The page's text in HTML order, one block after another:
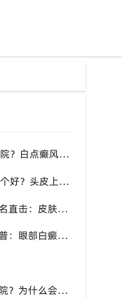
[健康科普]泉州能看好白癜风的医院？白点癫风需要注意什么饮食？
[资讯]泉州专业治疗白癜风医院哪个好？头皮上有一块白色厚厚的头皮？
泉州永春治白癜风医院有哪些-排名直击：皮肤白斑是什么原因导致的？
泉州白癜风专科治疗医院-健康科普：眼部白癜风症状？
健康指南-泉州治疗白癜风厉害医院？为什么会长白斑的原因？